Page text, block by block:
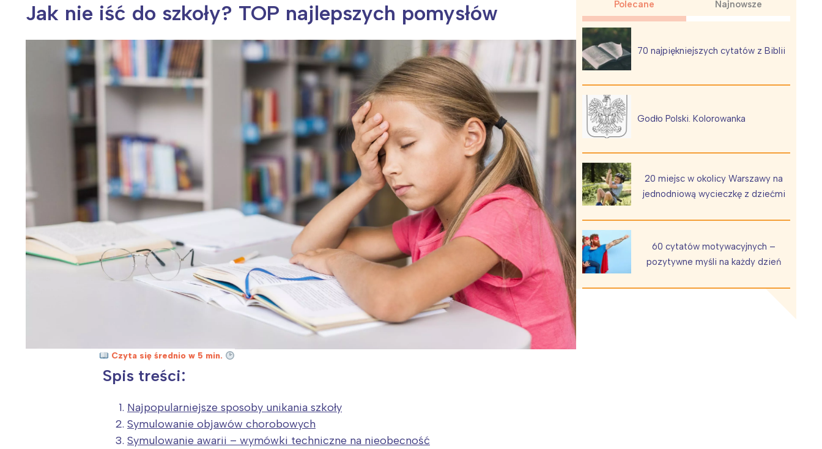
Wiosenny koncert ptaków na płocie Kwitnąca wiśnia i jej płatki Pszczoła i kwitnący ul
Jak nie iść do szkoły? TOP najlepszych pomysłów Polecane Najnowsze
70 najpiękniejszych cytatów z Biblii
Godło Polski. Kolorowanka
20 miejsc w okolicy Warszawy na
jednodniową wycieczkę z dziećmi
60 cytatów motywacyjnych –
pozytywne myśli na każdy dzień
Czyta się średnio w 5 min.
Spis treści:
Najpopularniejsze sposoby unikania szkoły
Symulowanie objawów chorobowych
Symulowanie awarii – wymówki techniczne na nieobecność